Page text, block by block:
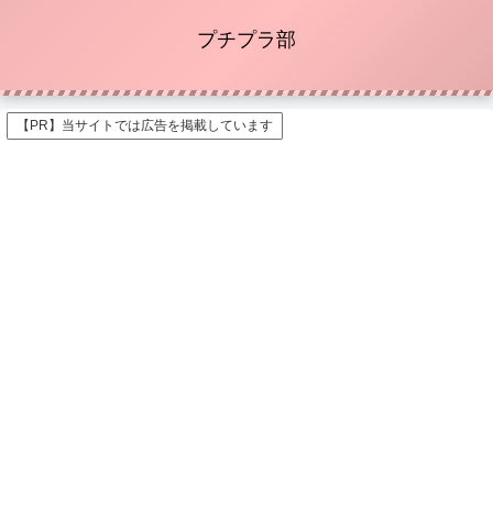
プチプラ部
【PR】当サイトでは広告を掲載しています